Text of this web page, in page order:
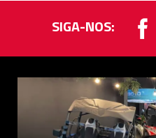
SIGA-NOS: